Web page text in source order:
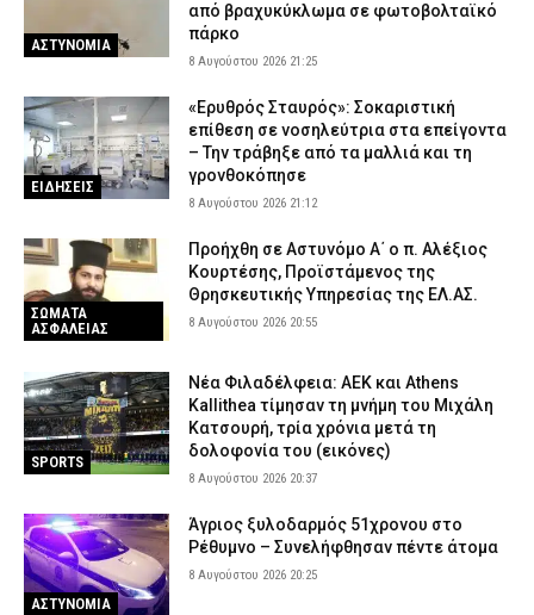
ΑΣΤΥΝΟΜΙΑ
από βραχυκύκλωμα σε φωτοβολταϊκό
πάρκο
8 Αυγούστου 2026 21:25
ΕΙΔΗΣΕΙΣ
«Ερυθρός Σταυρός»: Σοκαριστική
επίθεση σε νοσηλεύτρια στα επείγοντα
– Την τράβηξε από τα μαλλιά και τη
γρονθοκόπησε
8 Αυγούστου 2026 21:12
ΣΩΜΑΤΑ
ΑΣΦΑΛΕΙΑΣ
Προήχθη σε Αστυνόμο Α΄ ο π. Αλέξιος
Κουρτέσης, Προϊστάμενος της
Θρησκευτικής Υπηρεσίας της ΕΛ.ΑΣ.
8 Αυγούστου 2026 20:55
SPORTS
Νέα Φιλαδέλφεια: ΑΕΚ και Athens
Kallithea τίμησαν τη μνήμη του Μιχάλη
Κατσουρή, τρία χρόνια μετά τη
δολοφονία του (εικόνες)
8 Αυγούστου 2026 20:37
ΑΣΤΥΝΟΜΙΑ
Άγριος ξυλοδαρμός 51χρονου στο
Ρέθυμνο – Συνελήφθησαν πέντε άτομα
8 Αυγούστου 2026 20:25